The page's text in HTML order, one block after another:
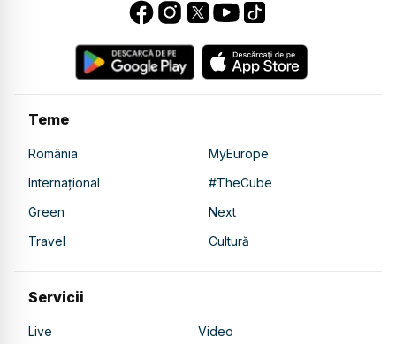
Teme
România
MyEurope
Internațional
#TheCube
Green
Next
Travel
Cultură
Servicii
Live Video